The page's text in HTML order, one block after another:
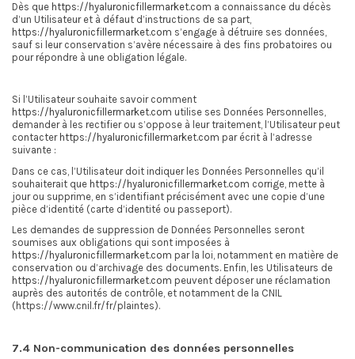
Dès que https://hyaluronicfillermarket.com a connaissance du décès
d’un Utilisateur et à défaut d’instructions de sa part,
https://hyaluronicfillermarket.com s’engage à détruire ses données,
sauf si leur conservation s’avère nécessaire à des fins probatoires ou
pour répondre à une obligation légale.
Si l’Utilisateur souhaite savoir comment
https://hyaluronicfillermarket.com utilise ses Données Personnelles,
demander à les rectifier ou s’oppose à leur traitement, l’Utilisateur peut
contacter https://hyaluronicfillermarket.com par écrit à l’adresse
suivante :
Dans ce cas, l’Utilisateur doit indiquer les Données Personnelles qu’il
souhaiterait que https://hyaluronicfillermarket.com corrige, mette à
jour ou supprime, en s’identifiant précisément avec une copie d’une
pièce d’identité (carte d’identité ou passeport).
Les demandes de suppression de Données Personnelles seront
soumises aux obligations qui sont imposées à
https://hyaluronicfillermarket.com par la loi, notamment en matière de
conservation ou d’archivage des documents. Enfin, les Utilisateurs de
https://hyaluronicfillermarket.com peuvent déposer une réclamation
auprès des autorités de contrôle, et notamment de la CNIL
(https://www.cnil.fr/fr/plaintes).
7.4 Non-communication des données personnelles